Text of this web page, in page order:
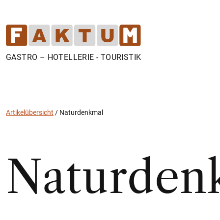
GASTRO – HOTELLERIE - TOURISTIK
Artikelübersicht / Naturdenkmal